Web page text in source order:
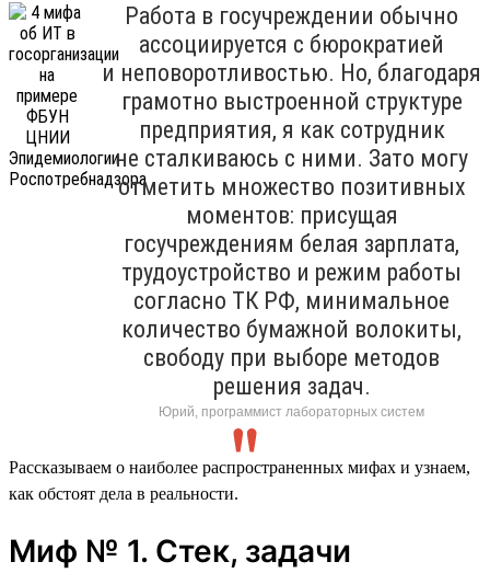
Работа в госучреждении обычно
ассоциируется с бюрократией
и неповоротливостью. Но, благодаря
грамотно выстроенной структуре
предприятия, я как сотрудник
не сталкиваюсь с ними. Зато могу
отметить множество позитивных
моментов: присущая
госучреждениям белая зарплата,
трудоустройство и режим работы
согласно ТК РФ, минимальное
количество бумажной волокиты,
свободу при выборе методов
решения задач.
Юрий, программист лабораторных систем
Рассказываем о наиболее распространенных мифах и узнаем,
как обстоят дела в реальности.
Миф № 1. Стек, задачи